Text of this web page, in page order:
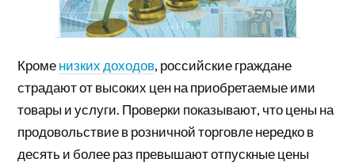
Кроменизких доходов, российские граждане
страдают от высоких цен на приобретаемые ими
товары и услуги. Проверки показывают, что цены на
продовольствие в розничной торговле нередко в
десять и более раз превышают отпускные цены